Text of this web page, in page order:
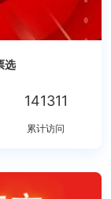
选
141311
累计访问